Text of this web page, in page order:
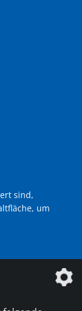
sind,
um
der